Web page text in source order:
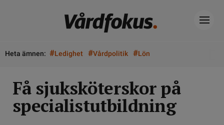
Heta ämnen: #Ledighet #Vårdpolitik #Lön
Få sjuksköterskor på
specialistutbildning